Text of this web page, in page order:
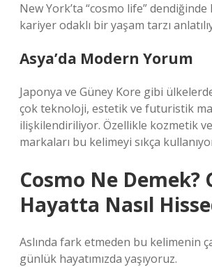
New York’ta “cosmo life” dendiğinde
kariyer odaklı bir yaşam tarzı
Asya’da Modern Yorum
Japonya ve Güney Kore gibi
çok teknoloji, estetik ve futuristik
ilişkilendiriliyor. Özellikle kozmetik
markaları bu kelimeyi sıkça
Cosmo Ne Demek?
Hayatta Nasıl
Aslında fark etmeden bu kelimenin
günlük hayatımızda yaşıyoruz.